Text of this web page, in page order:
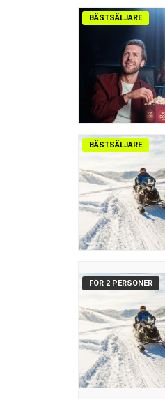
BÄSTSÄLJARE
BÄSTSÄLJARE
FÖR 2 PERSONER